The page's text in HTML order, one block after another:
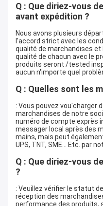
Q : Que diriez-vous
avant expédition ?
Nous avons plusieurs
l'accord strict avec les
qualité de marchandises
qualité de chacun avec le
produits seront /tested
aucun n'importe quel
Q : Quelles sont les
: Vous pouvez vou'charger
marchandises de notre
numéro de compte exprès
messager local après des
mains, mais peut également
UPS, TNT, SME… Etc. par
Q : Que diriez-vous
?
: Veuillez vérifier le statut
réception des
performance des produits,